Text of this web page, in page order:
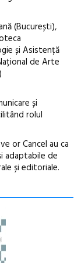
(București),
și Asistență
de Arte
și
rolul
or Cancel au ca
adaptabile de
și editoriale.